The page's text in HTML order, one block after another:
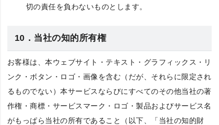
切の責任を負わないものとします。
10．当社の知的所有権
お客様は、本ウェブサイト・テキスト・グラフィックス・リ
ンク・ボタン・ロゴ・画像を含む（だが、それらに限定され
るものでない）本サービスならびにすべてのその他当社の著
作権・商標・サービスマーク・ロゴ・製品およびサービス名
がもっぱら当社の所有であること（以下、
「当社の知的財